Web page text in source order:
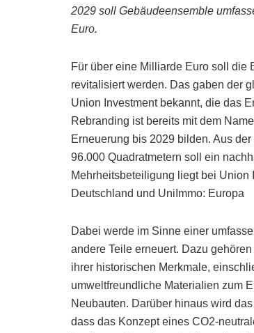
2029 soll Gebäudeensemble
Euro.
Für über eine Milliarde Euro soll die
revitalisiert werden. Das gaben der
Union Investment bekannt, die das
Rebranding ist bereits mit dem
Erneuerung bis 2029 bilden. Aus
96.000 Quadratmetern soll ein
Mehrheitsbeteiligung liegt bei Union
Deutschland und UniImmo: Europa
Dabei werde im Sinne einer
andere Teile erneuert. Dazu
ihrer historischen Merkmale,
umweltfreundliche Materialien zum
Neubauten. Darüber hinaus wird
dass das Konzept eines CO2-